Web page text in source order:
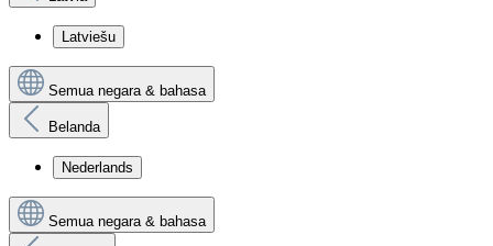
Latviešu
Semua negara & bahasa
Belanda
Nederlands
Semua negara & bahasa